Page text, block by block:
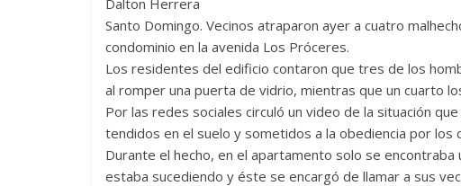
itt
er
at
s
A
p
p
d
di
t
e
b
o
o
k
e ss
e
n
g
er
y
e
e
a
m
ss
g
e
Dalton Herrera
Santo Domingo. Vecinos atraparon ayer a cuatro
condominio en la avenida Los Próceres.
Los residentes del edificio contaron que tres de los
al romper una puerta de vidrio, mientras que un cuarto
Por las redes sociales circuló un video de la situación
tendidos en el suelo y sometidos a la obediencia por los
Durante el hecho, en el apartamento solo se
estaba sucediendo y éste se encargó de llamar a sus